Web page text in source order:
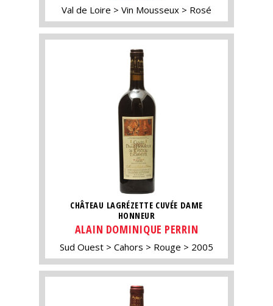
Val de Loire Vin Mousseux Rosé
CHÂTEAU LAGRÉZETTE CUVÉE DAME
HONNEUR
ALAIN DOMINIQUE PERRIN
Sud Ouest Cahors Rouge 2005